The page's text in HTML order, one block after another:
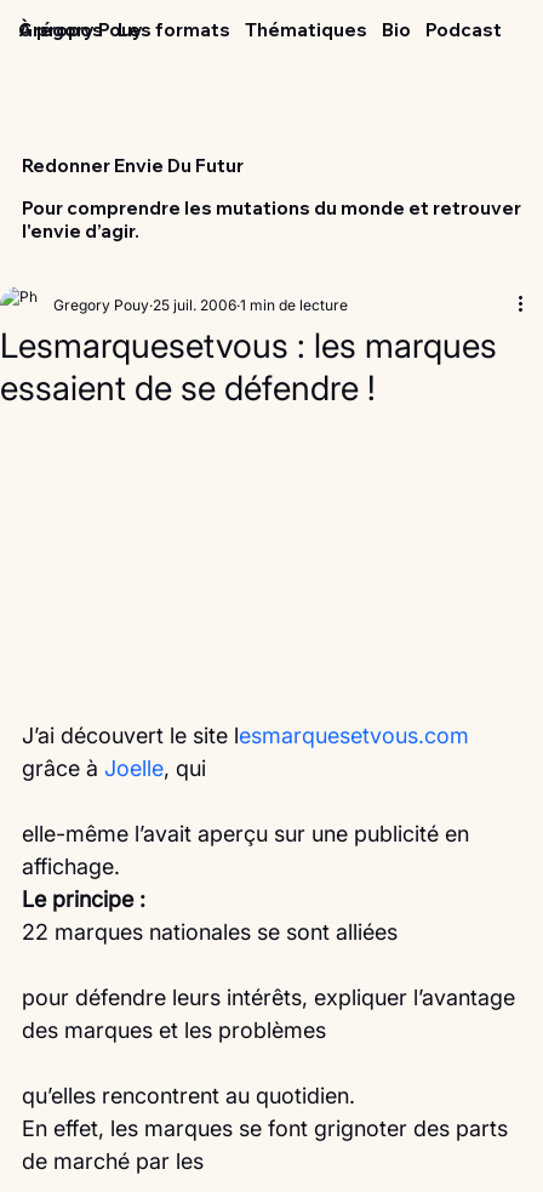
Grégory Pouy
À propos Les formats Thématiques Podcast
Bio
Redonner Envie Du Futur
Pour comprendre les mutations du monde et retrouver
l'envie d’agir.
Lesmarquesetvous : les marques
essaient de se défendre !
Gregory Pouy 25 juil. 2006 1 min de lecture
J’ai découvert le site lesmarquesetvous.com
grâce à Joelle, qui
elle-même l’avait aperçu sur une publicité en
affichage.
Le principe :
22 marques nationales se sont alliées
pour défendre leurs intérêts, expliquer l’avantage
des marques et les problèmes
qu’elles rencontrent au quotidien.
En effet, les marques se font grignoter des parts
de marché par les